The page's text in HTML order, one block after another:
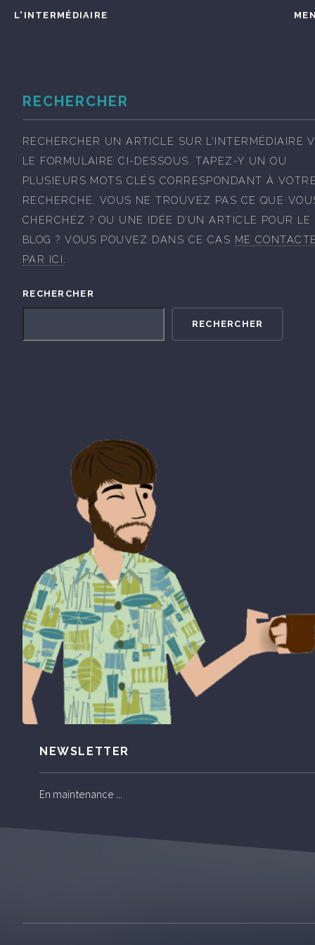
L'INTERMÉDIAIRE
RECHERCHER
RECHERCHER UN ARTICLE SUR L’INTERMÉDIAIRE
LE FORMULAIRE CI-DESSOUS. TAPEZ-Y UN OU
PLUSIEURS MOTS CLÉS CORRESPONDANT À
RECHERCHE. VOUS NE TROUVEZ PAS CE QUE
CHERCHEZ ? OU UNE IDÉE D’UN ARTICLE POUR LE
BLOG ? VOUS POUVEZ DANS CE CAS ME
PAR ICI
RECHERCHER
RECHERCHER
NEWSLETTER
En maintenance ...